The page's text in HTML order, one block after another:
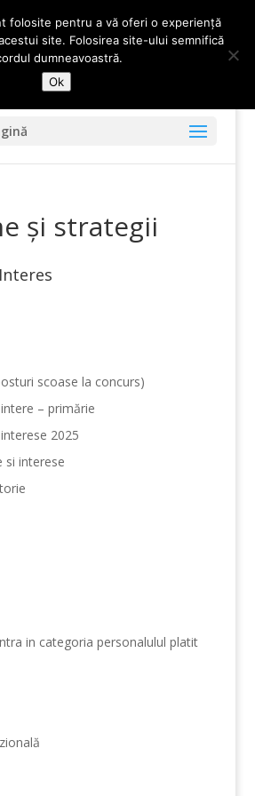
și strategii
scoase la concurs)
– primărie
2025
si interese
in categoria personalulul platit
folosite pentru a vă oferi o experiență
site. Folosirea site-ului semnifică
dumneavoastră.
Ok